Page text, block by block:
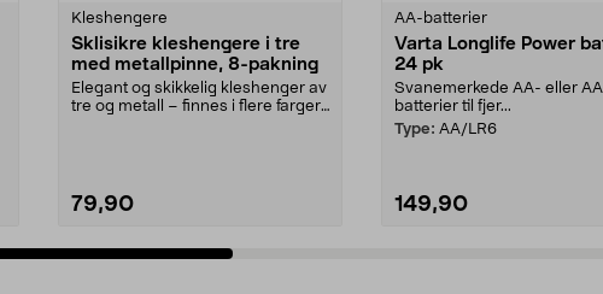
Kleshengere
Sklisikre kleshengere i tre
med metallpinne, 8-pakning
Elegant og skikkelig kleshenger av
tre og metall – finnes i flere farger.
79,90
AA-batterier
Varta Longlife Power
24 pk
Svanemerkede AA- eller
batterier til fjer...
Type: AA/LR6
149,90